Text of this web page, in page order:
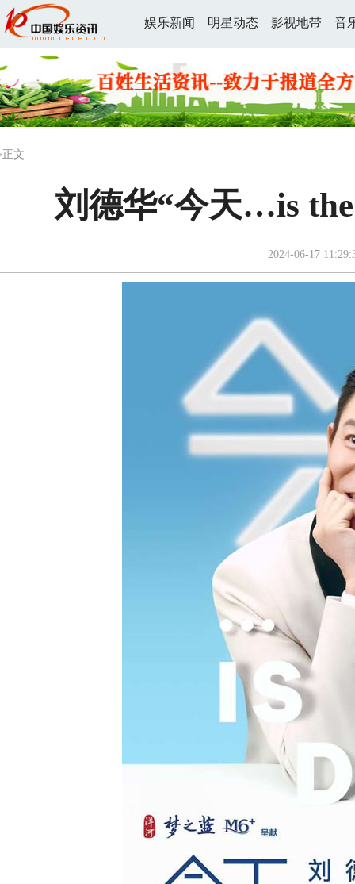
娱乐新闻 明星动态 影视地带 音
文
刘德华“今天…is
2024-06-17